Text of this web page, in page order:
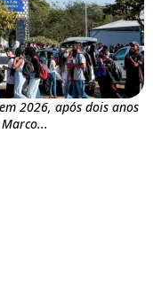
2026, após dois anos